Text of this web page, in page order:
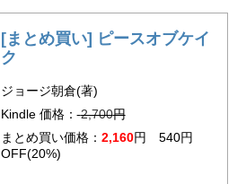
[まとめ買い] ピースオブケイ
ク
ジョージ朝倉(著)
Kindle 価格： 2,700円
まとめ買い価格： 2,160円 540円
OFF(20%)